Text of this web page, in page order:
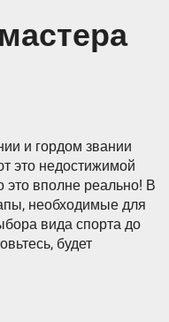
и гордом звании
это недостижимой
вполне реально! В
необходимые для
вида спорта до
будет